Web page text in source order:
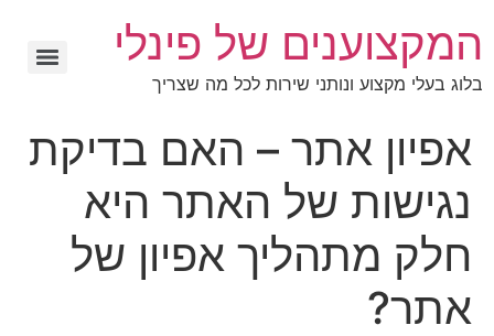
המקצוענים של פינלי
בלוג בעלי מקצוע ונותני שירות לכל מה שצריך
אפיון אתר – האם בדיקת
נגישות של האתר היא
חלק מתהליך אפיון של
אתר?